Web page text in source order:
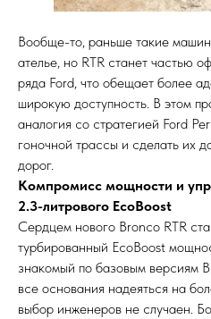
Вообще-то, раньше такие
ателье, но RTR станет частью
ряда Ford, что обещает более
широкую доступность. В этом
аналогия со стратегией Ford
гоночной трассы и сделать их
дорог.
Компромисс мощности и
2.3-литрового EcoBoost
Сердцем нового Bronco RTR
турбированный EcoBoost
знакомый по базовым версиям
все основания надеяться на
выбор инженеров не случаен.